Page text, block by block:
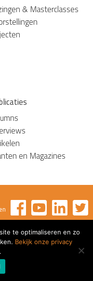
& Masterclasses
en Magazines
te optimaliseren en zo
Bekijk onze privacy
.